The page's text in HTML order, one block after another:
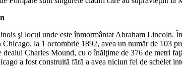
şi locul unde este înmormântat Abraham Lincoln.
la 1 octombrie 1892, avea un număr de 103
Charles Mound, cu o înălţime de 376 de metri
a fost construită fără a avea niciun fel de schelet